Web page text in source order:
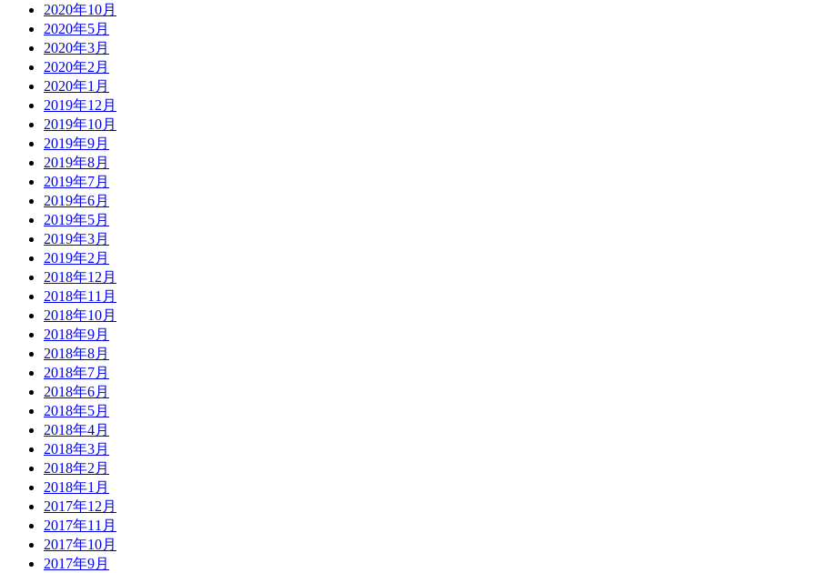
2020年10月
2020年5月
2020年3月
2020年2月
2020年1月
2019年12月
2019年10月
2019年9月
2019年8月
2019年7月
2019年6月
2019年5月
2019年3月
2019年2月
2018年12月
2018年11月
2018年10月
2018年9月
2018年8月
2018年7月
2018年6月
2018年5月
2018年4月
2018年3月
2018年2月
2018年1月
2017年12月
2017年11月
2017年10月
2017年9月